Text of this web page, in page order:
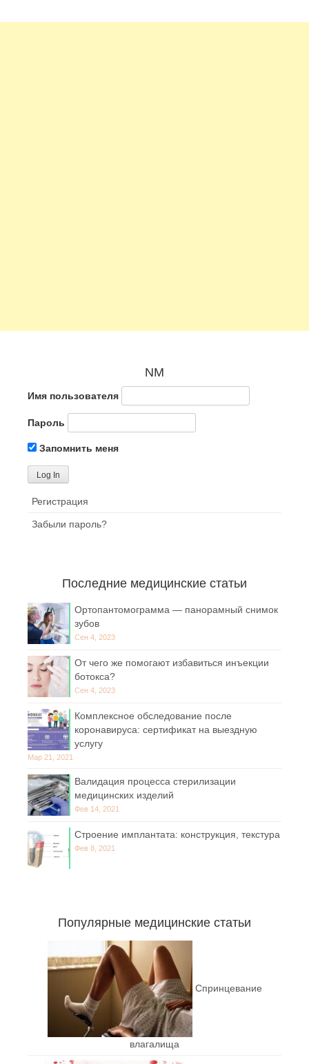
NM
Имя пользователя
Пароль
Запомнить меня
Регистрация
Забыли пароль?
Последние медицинские статьи
Ортопантомограмма — панорамный снимок
зубов
Сен 4, 2023
От чего же помогают избавиться инъекции
ботокса?
Сен 4, 2023
Комплексное обследование после
коронавируса: сертификат на выездную
услугу
Мар 21, 2021
Валидация процесса стерилизации
медицинских изделий
Фев 14, 2021
Строение имплантата: конструкция, текстура
Фев 8, 2021
Популярные медицинские статьи
Спринцевание
влагалища